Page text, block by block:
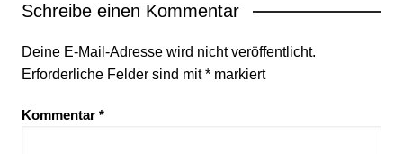
Schreibe einen Kommentar
Deine E-Mail-Adresse wird nicht veröffentlicht.
Erforderliche Felder sind mit*markiert
Kommentar *